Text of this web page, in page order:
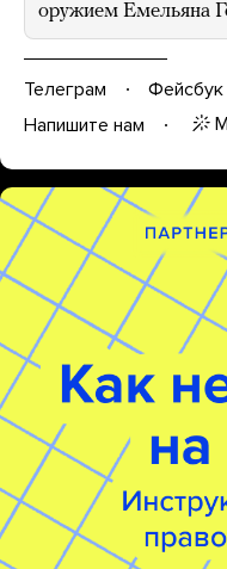
оружием Емельяна
Телеграм Фейсбук
Напишите нам